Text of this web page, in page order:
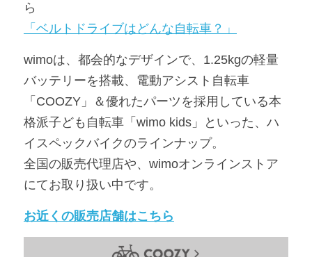
ら
「ベルトドライブはどんな自転車？」
wimoは、都会的なデザインで、1.25kgの軽量
バッテリーを搭載、電動アシスト自転車
「COOZY」＆優れたパーツを採用している本
格派子ども自転車「wimo kids」といった、ハ
イスペックバイクのラインナップ。
全国の販売代理店や、wimoオンラインストア
にてお取り扱い中です。
お近くの販売店舗はこちら